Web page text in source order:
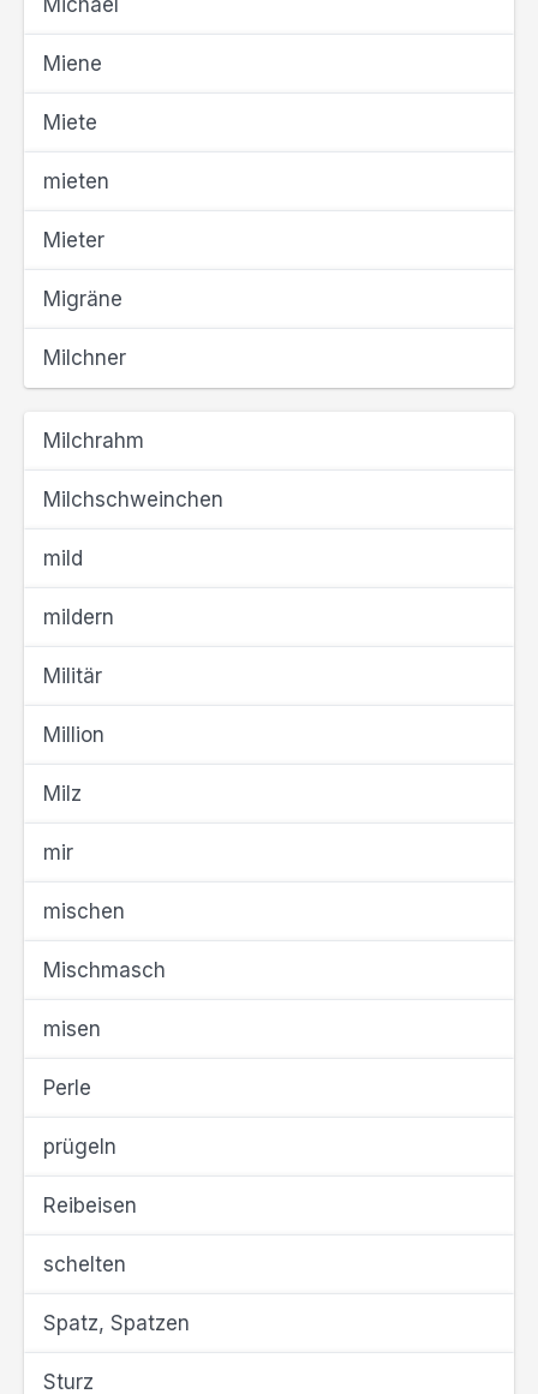
Michael
Miene
Miete
mieten
Mieter
Migräne
Milchner
Milchrahm
Milchschweinchen
mild
mildern
Militär
Million
Milz
mir
mischen
Mischmasch
misen
Perle
prügeln
Reibeisen
schelten
Spatz, Spatzen
Sturz